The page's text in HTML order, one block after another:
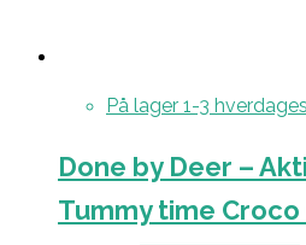
På lager 1-3
Done by Deer –
Tummy time